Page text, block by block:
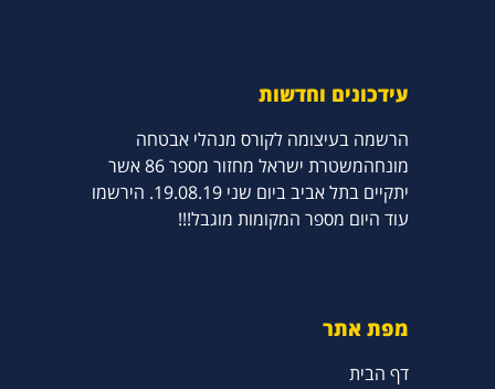
עידכונים וחדשות
הרשמה בעיצומה לקורס מנהלי אבטחה
מונחהמשטרת ישראל מחזור מספר 86 אשר
יתקיים בתל אביב ביום שני 19.08.19. הירשמו
עוד היום מספר המקומות מוגבל!!!
מפת אתר
דף הבית